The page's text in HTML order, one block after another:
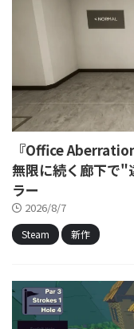
『Office
無限に続く廊下で"
ラー
2026/8/7
Steam 新作